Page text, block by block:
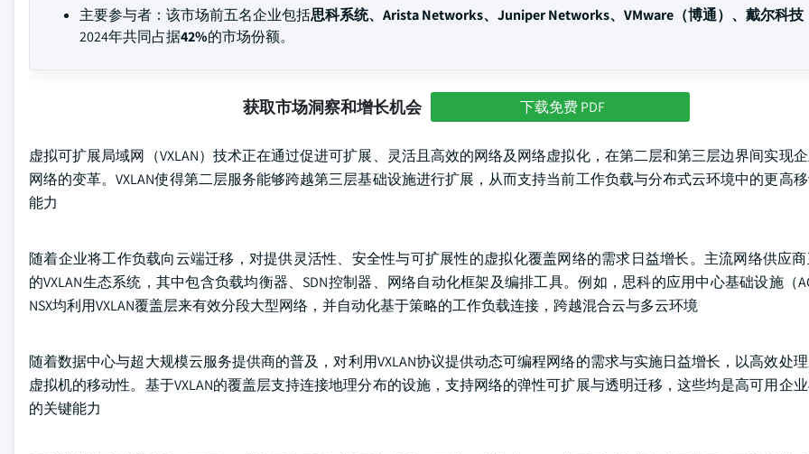
主要参与者：该市场前五名企业包括思科系统、Arista Networks、Juniper Networks、VMware（博通）、戴尔科技
2024年共同占据42%的市场份额。
获取市场洞察和增长机会 下载免费 PDF
虚拟可扩展局域网（VXLAN）技术正在通过促进可扩展、灵活且高效的网络及网络虚拟化，在第二层和第三层边界间实现
网络的变革。VXLAN使得第二层服务能够跨越第三层基础设施进行扩展，从而支持当前工作负载与分布式云环境中的更高
能力
随着企业将工作负载向云端迁移，对提供灵活性、安全性与可扩展性的虚拟化覆盖网络的需求日益增长。主流网络供应
的VXLAN生态系统，其中包含负载均衡器、SDN控制器、网络自动化框架及编排工具。例如，思科的应用中心基础设施（
NSX均利用VXLAN覆盖层来有效分段大型网络，并自动化基于策略的工作负载连接，跨越混合云与多云环境
随着数据中心与超大规模云服务提供商的普及，对利用VXLAN协议提供动态可编程网络的需求与实施日益增长，以高效处
虚拟机的移动性。基于VXLAN的覆盖层支持连接地理分布的设施，支持网络的弹性可扩展与透明迁移，这些均是高可用企
的关键能力